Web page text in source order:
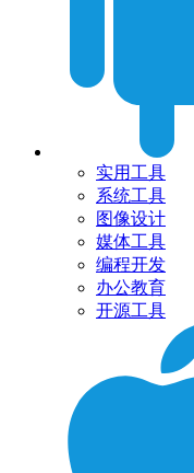
实用工具
系统工具
图像设计
媒体工具
编程开发
办公教育
开源工具